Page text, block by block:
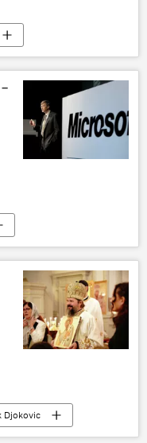
Djokovic